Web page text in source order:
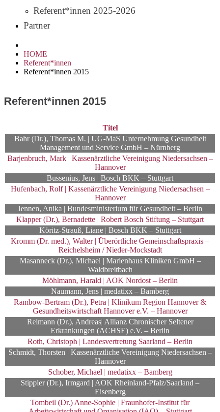
Referent*innen 2025-2026
Partner
HOME
Referent*innen
Referent*innen 2015
Referent*innen 2015
Titel
Bahr (Dr.), Thomas M. | UG-MaS Unternehmung Gesundheit
Management und Service GmbH – Nürnberg
Barjenbruch, Mark | Kassenärztliche Vereinigung Niedersachsen –
Hannover
Bussenius, Jens | Bosch BKK – Stuttgart
Hufenbach, Rolf | Kassenärztliche Vereinigung Niedersachsen –
Hannover
Jennen, Anika | Bundesministerium für Gesundheit – Berlin
Klapper (Dr.), Bernadette | Robert Bosch Stiftung – Stuttgart
Köritz-Strauß, Liane | Bosch BKK – Stuttgart
Kromm (Dr. med.), Walter | Überörtliche Gemeinschaftspraxis –
Reichelsheim / Nieder-Mockstadt
Masanneck (Dr.), Michael | Marienhaus Kliniken GmbH –
Waldbreitbach
Möhlmann, Harald | AOK Nordost – Berlin
Naumann, Jens | medatixx – Bamberg
Rambow-Bertram (Dr.), Petra | Klinikum Region Hannover &
Gesundheitswirtschaft Hannover e.V. – Hannover
Reimann (Dr.), Andreas| Allianz Chronischer Seltener
Erkrankungen (ACHSE) e.V. – Berlin
Roth, Christoph | Landesvertretung Saarland – Berlin
Schmidt, Thorsten | Kassenärztliche Vereinigung Niedersachsen –
Hannover
Schober, Michael | medatixx – Bamberg
Stippler (Dr.), Irmgard | AOK Rheinland-Pfalz/Saarland –
Eisenberg
Tombeil (Dr.) Anne-Sophie | Fraunhofer-Institut für